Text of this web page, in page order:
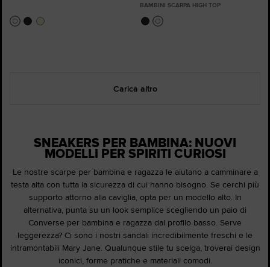
BAMBINI SCARPA HIGH TOP
Carica altro
SNEAKERS PER BAMBINA: NUOVI
MODELLI PER SPIRITI CURIOSI
Le nostre scarpe per bambina e ragazza le aiutano a camminare a
testa alta con tutta la sicurezza di cui hanno bisogno. Se cerchi più
supporto attorno alla caviglia, opta per un modello alto. In
alternativa, punta su un look semplice scegliendo un paio di
Converse per bambina e ragazza dal profilo basso. Serve
leggerezza? Ci sono i nostri sandali incredibilmente freschi e le
intramontabili Mary Jane. Qualunque stile tu scelga, troverai design
iconici, forme pratiche e materiali comodi.